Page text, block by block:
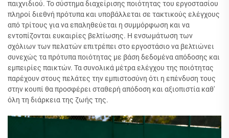
παιχνιδιού. Το σύστημα διαχείρισης ποιότητας του εργοστασίου
πληροί διεθνή πρότυπα και υποβάλλεται σε τακτικούς ελέγχους
από τρίτους για να επαληθεύεται η συμμόρφωση και να
εντοπίζονται ευκαιρίες βελτίωσης. Η ενσωμάτωση των
σχόλιων των πελατών επιτρέπει στο εργοστάσιο να βελτιώνει
συνεχώς τα πρότυπα ποιότητας με βάση δεδομένα απόδοσης και
εμπειρίες παικτών. Τα συνολικά μέτρα ελέγχου της ποιότητας
παρέχουν στους πελάτες την εμπιστοσύνη ότι η επένδυση τους
στην κουπί θα προσφέρει σταθερή απόδοση και αξιοπιστία καθ'
όλη τη διάρκεια της ζωής της.